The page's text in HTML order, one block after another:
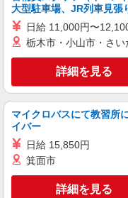
アルバイト パート 派遣社員
日研トータルソーシング
ス【看護助手】
看護助
時給
幅は経
広
イカ
大型駐車場、JR列車見張
日給 11,000円〜
栃木市・小山市・さ
詳細を見る
マイクロバスにて教習所
イバー
日給 15,850円
箕面市
詳細を見る